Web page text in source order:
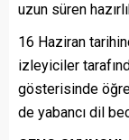
uzun süren
16 Haziran
izleyiciler
gösterisinde
de yabancı dil